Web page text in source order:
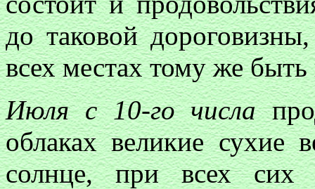
до таковой
всех местах тому же
Июля с 10-го числа
облаках великие
солнце, при всех сих